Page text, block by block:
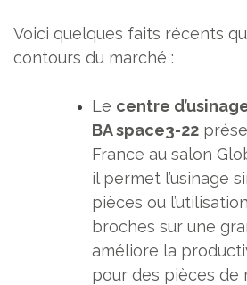
Voici quelques faits récents
contours du marché :
Le centre
BA space3-22
France au salon
il permet l’usinage
pièces ou
broches sur une
améliore la
pour des pièces de